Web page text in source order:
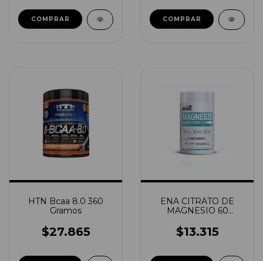
COMPRAR COMPRAR
HTN Bcaa 8.0 360
Gramos
$27.865
ENA CITRATO DE
MAGNESIO 60
$13.315